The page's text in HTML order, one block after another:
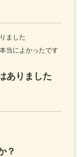
ました
当によかったです
ありました
？